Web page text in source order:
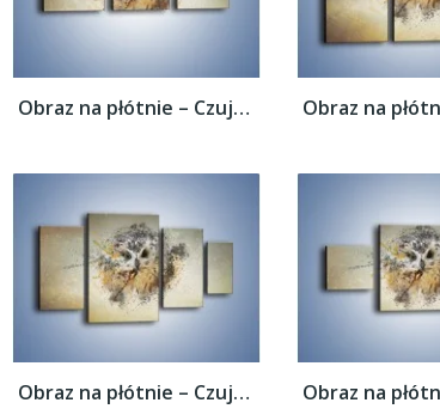
Obraz na płótnie – Czujne spojrzenie sowy...
Obraz na płótnie – Czujne spojrzenie sowy...